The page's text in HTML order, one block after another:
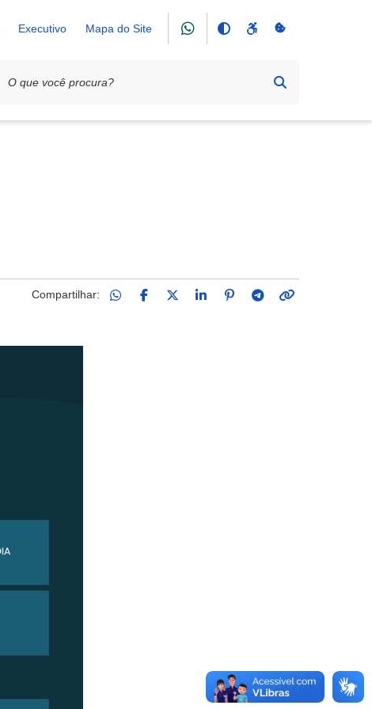
Executivo Mapa do Site
Compartilhar: